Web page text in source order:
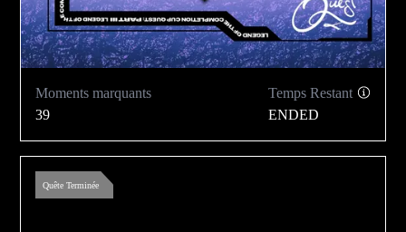
Moments marquants
39
Temps Restant
ENDED
Quête Terminée